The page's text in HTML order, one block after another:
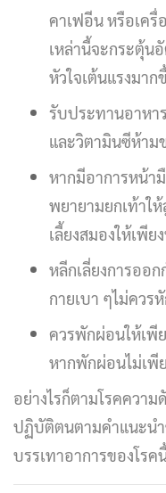
คาเฟอีน หรือเครื่
เหล่านี้จะกระตุ้น
หัวใจเต้นแรงมาก
รับประทานอาหา
และวิตามินซีห้าม
หากมีอาการหน้า
พยายามยกเท้าใ
เลี้ยงสมองให้เพีย
หลีกเลี่ยงการออ
กายเบา ๆไม่ควร
ควรพักผ่อนให้เพี
หากพักผ่อนไม่เพี
อย่างไรก็ตามโรคควา
ปฏิบัติตนตามคำแนะน
บรรเทาอาการของโรค